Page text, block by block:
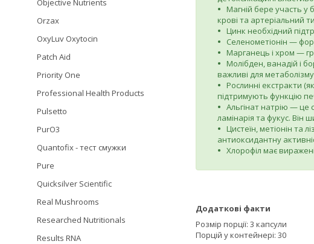
Магній бере участь у
крові та артеріальний
Цинк необхідний
Селенометіонін —
Марганець і хром —
Молібден, ванадій і
важливі для
Рослинні екстракти
підтримують функцію
Альгінат натрію — це
ламінарія та фукус. Він
Цистеїн, метіонін та
антиоксидантну
Хлорофіл має
Додаткові факти
Розмір порції: 3 капсули
Порцій у контейнері: 30
Objective Nutrients
Orzax
OxyLuv Oxytocin
Patch Aid
Priority One
Professional Health Products
Pulsetto
PurO3
Quantofix - тест смужки
Pure
Quicksilver Scientific
Real Mushrooms
Researched Nutritionals
Results RNA